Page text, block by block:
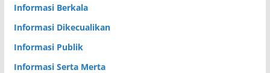
Informasi Berkala
Informasi Dikecualikan
Informasi Publik
Informasi Serta Merta